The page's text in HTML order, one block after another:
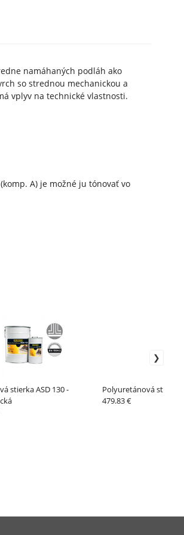
namáhaných podláh ako
so strednou mechanickou a
vplyv na technické vlastnosti.
A) je možné ju tónovať vo
stierka ASD 130 -
Polyuretánová stierka
479.83 €